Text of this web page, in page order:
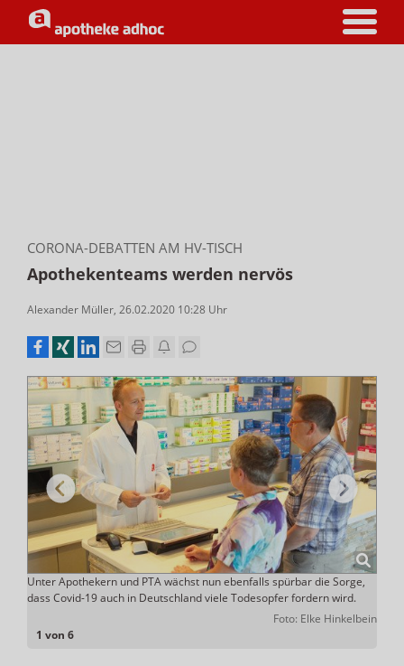
CORONA-DEBATTEN AM HV-TISCH
Apothekenteams werden nervös
Alexander Müller, 26.02.2020 10:28 Uhr
1 von 6
Unter Apothekern und PTA wächst nun ebenfalls spürbar die Sorge,
dass Covid-19 auch in Deutschland viele Todesopfer fordern wird.
Foto: Elke Hinkelbein